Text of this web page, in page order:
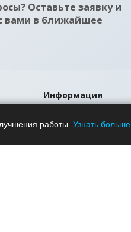
Оставьте заявку и
вами в ближайшее
Информация
Помощь
работы. Узнать больше